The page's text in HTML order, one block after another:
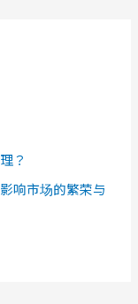
？
响市场的繁荣与